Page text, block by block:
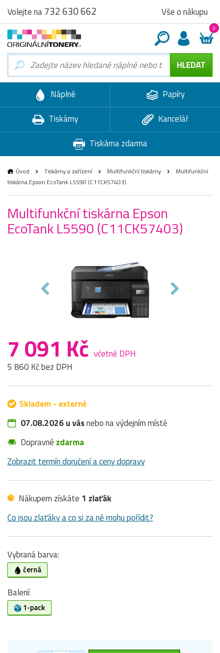
Volejte na732 630 662 Vše o nákupu
0
Náplně
Papíry
Tiskárny
Kancelář
Tiskárna zdarma
Úvod Tiskárny a zařízení Multifunkční tiskárny
Multifunkční
tiskárna Epson EcoTank L5590 (C11CK57403)
Multifunkční tiskárna Epson
EcoTank L5590 (C11CK57403)
7 091 Kč včetně DPH
5 860 Kč bez DPH
Skladem - externě
07.08.2026 u vásnebo na výdejním místě
Dopravné zdarma
Zobrazit termín doručení a ceny dopravy
Nákupem získáte 1 zlaťák
Co jsou zlaťáky a co si za ně mohu pořídit?
Vybraná barva:
černá
Balení:
1-pack